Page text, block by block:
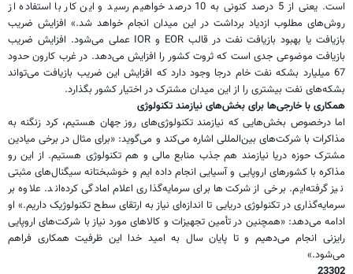
است. یعنی از 5 درصد کنونی به 10 درصد خواهیم رسید و این کار با استفاده از
روش‌های مطلوب ازدیاد برداشت در این میدان انجام خواهد شد.» افزایش ضریب
بازیافت یا بهبود بازیافت نفت در قالب EOR و IOR عملی می‌شود. افزایش ضریب
بازیافت موضوعی جدی است که ثروت کشور را افزایش می‌دهد. در غرب کارون حدود
67 میلیارد بشکه نفت خام درجا وجود دارد که افزایش این ضریب بازیافت می‌تواند
بشکه‌های نفت بیشتری را از این میدان مشترک در اختیار کشور بگذارد.
همکاری با خارجی‌ها برای بخش‌های نیازمند تکنولوژی
اما درخصوص بخش‌هایی که نیازمند تکنولوژی‌های روز جهان هستیم، کرد زنگنه به
مذاکرات با شرکت‌های بین‌المللی اشاره می‌کند و می‌گوید: «برای مثال در برخی میادین
مشترک حوزه دریا نیازمند هم جذب منابع مالی و هم تکنولوژی هستیم. از این رو
مذاکره با کشورهای اروپایی و آسیایی انجام داده ایم و خوشبختانه سیگنال‌های مثبتی
نیز گرفته‌ایم. برخی از شرکت‌ها برای سرمایه‌گذاری اعلام امادگی کرده‌اند. علاوه بر
سرمایه‌گذاری در تکنولوژی دریایی تا اندازه‌ای نیاز به ارتقای سطح تکنولوژیک داریم.» او
ادامه می‌دهد: «همچنین در تأمین تجهیزات و کالاهای مورد نیاز با شرکت‌های اروپایی
رایزنی انجام می‌دهیم و تا پایان سال به امید خدا این ظرفیت همکاری فراهم
می‌شود.»